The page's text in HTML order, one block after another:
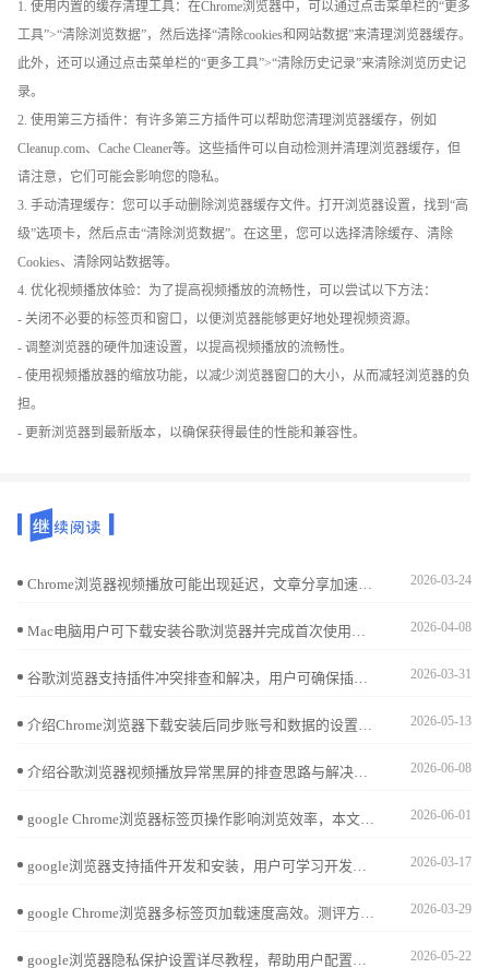
1. 使用内置的缓存清理工具：在Chrome浏览器中，可以通过点击菜单栏的“更多
工具”>“清除浏览数据”，然后选择“清除cookies和网站数据”来清理浏览器缓存。
此外，还可以通过点击菜单栏的“更多工具”>“清除历史记录”来清除浏览历史记
录。
2. 使用第三方插件：有许多第三方插件可以帮助您清理浏览器缓存，例如
Cleanup.com、Cache Cleaner等。这些插件可以自动检测并清理浏览器缓存，但
请注意，它们可能会影响您的隐私。
3. 手动清理缓存：您可以手动删除浏览器缓存文件。打开浏览器设置，找到“高
级”选项卡，然后点击“清除浏览数据”。在这里，您可以选择清除缓存、清除
Cookies、清除网站数据等。
4. 优化视频播放体验：为了提高视频播放的流畅性，可以尝试以下方法：
- 关闭不必要的标签页和窗口，以便浏览器能够更好地处理视频资源。
- 调整浏览器的硬件加速设置，以提高视频播放的流畅性。
- 使用视频播放器的缩放功能，以减少浏览器窗口的大小，从而减轻浏览器的负
担。
- 更新浏览器到最新版本，以确保获得最佳的性能和兼容性。
2026-03-24
2026-04-08
2026-03-31
2026-05-13
2026-06-08
2026-06-01
2026-03-17
2026-03-29
2026-05-22